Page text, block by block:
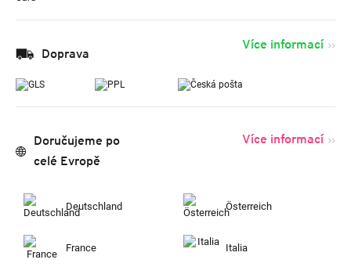
Doprava
Více informací
Doručujeme po
celé Evropě
Více informací
Deutschland Österreich
France Italia